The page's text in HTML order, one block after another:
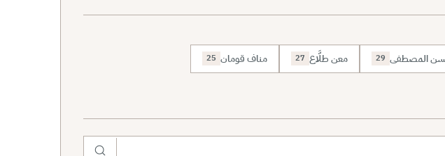
المصطفى 29 معن طلَّاع 27 مناف قومان 25